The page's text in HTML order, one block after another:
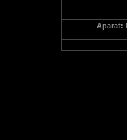
Aparat: